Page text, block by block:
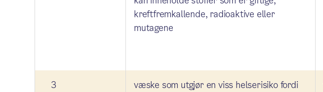
kreftfremkallende, radioaktive eller
mutagene
3
væske som utgjør en viss helserisiko fordi